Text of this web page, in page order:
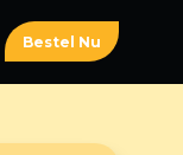
Bestel Nu